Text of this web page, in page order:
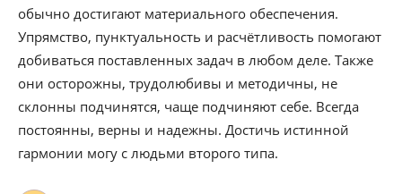
обычно достигают материального обеспечения.
Упрямство, пунктуальность и расчётливость помогают
добиваться поставленных задач в любом деле. Также
они осторожны, трудолюбивы и методичны, не
склонны подчинятся, чаще подчиняют себе. Всегда
постоянны, верны и надежны. Достичь истинной
гармонии могу с людьми второго типа.